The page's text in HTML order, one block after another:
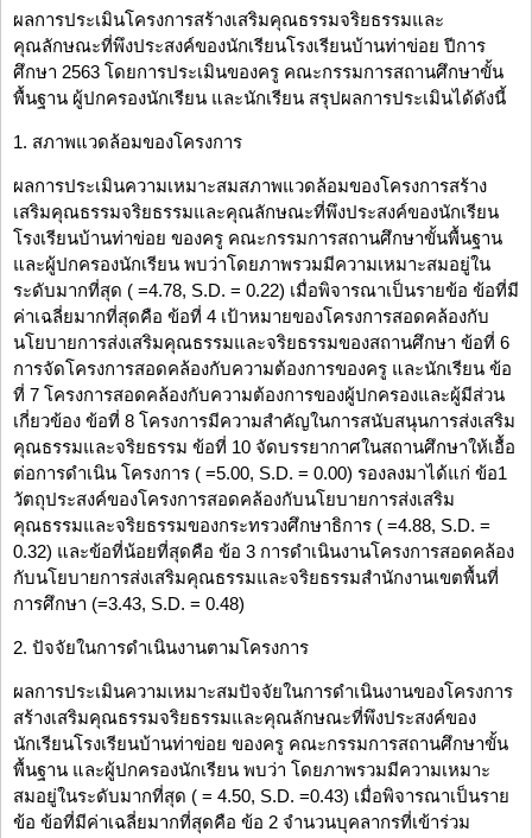
ผลการประเมินโครงการสร้างเสริมคุณธรรมจริยธรรมและ
คุณลักษณะที่พึงประสงค์ของนักเรียนโรงเรียนบ้านท่าข่อย ปีการ
ศึกษา 2563 โดยการประเมินของครู คณะกรรมการสถานศึกษาขั้น
พื้นฐาน ผู้ปกครองนักเรียน และนักเรียน สรุปผลการประเมินได้ดังนี้
1. สภาพแวดล้อมของโครงการ
ผลการประเมินความเหมาะสมสภาพแวดล้อมของโครงการสร้าง
เสริมคุณธรรมจริยธรรมและคุณลักษณะที่พึงประสงค์ของนักเรียน
โรงเรียนบ้านท่าข่อย ของครู คณะกรรมการสถานศึกษาขั้นพื้นฐาน
และผู้ปกครองนักเรียน พบว่าโดยภาพรวมมีความเหมาะสมอยู่ใน
ระดับมากที่สุด ( =4.78, S.D. = 0.22) เมื่อพิจารณาเป็นรายข้อ ข้อที่มี
ค่าเฉลี่ยมากที่สุดคือ ข้อที่ 4 เป้าหมายของโครงการสอดคล้องกับ
นโยบายการส่งเสริมคุณธรรมและจริยธรรมของสถานศึกษา ข้อที่ 6
การจัดโครงการสอดคล้องกับความต้องการของครู และนักเรียน ข้อ
ที่ 7 โครงการสอดคล้องกับความต้องการของผู้ปกครองและผู้มีส่วน
เกี่ยวข้อง ข้อที่ 8 โครงการมีความสำคัญในการสนับสนุนการส่งเสริม
คุณธรรมและจริยธรรม ข้อที่ 10 จัดบรรยากาศในสถานศึกษาให้เอื้อ
ต่อการดำเนิน โครงการ ( =5.00, S.D. = 0.00) รองลงมาได้แก่ ข้อ1
วัตถุประสงค์ของโครงการสอดคล้องกับนโยบายการส่งเสริม
คุณธรรมและจริยธรรมของกระทรวงศึกษาธิการ ( =4.88, S.D. =
0.32) และข้อที่น้อยที่สุดคือ ข้อ 3 การดำเนินงานโครงการสอดคล้อง
กับนโยบายการส่งเสริมคุณธรรมและจริยธรรมสำนักงานเขตพื้นที่
การศึกษา (=3.43, S.D. = 0.48)
2. ปัจจัยในการดำเนินงานตามโครงการ
ผลการประเมินความเหมาะสมปัจจัยในการดำเนินงานของโครงการ
สร้างเสริมคุณธรรมจริยธรรมและคุณลักษณะที่พึงประสงค์ของ
นักเรียนโรงเรียนบ้านท่าข่อย ของครู คณะกรรมการสถานศึกษาขั้น
พื้นฐาน และผู้ปกครองนักเรียน พบว่า โดยภาพรวมมีความเหมาะ
สมอยู่ในระดับมากที่สุด ( = 4.50, S.D. =0.43) เมื่อพิจารณาเป็นราย
ข้อ ข้อที่มีค่าเฉลี่ยมากที่สุดคือ ข้อ 2 จำนวนบุคลากรที่เข้าร่วม